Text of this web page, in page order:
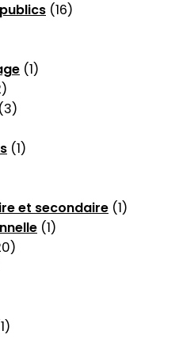
(16)
(1)
(3)
(1)
et secondaire (1)
(1)